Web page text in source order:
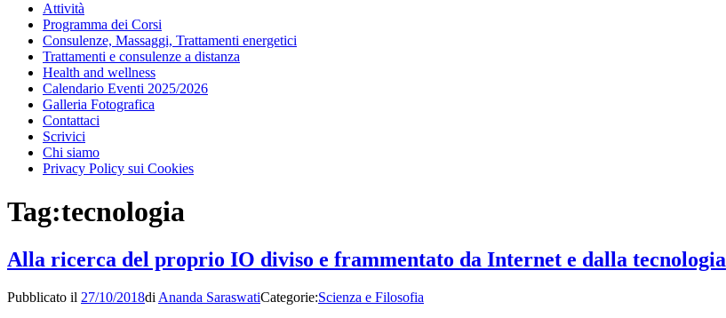
Attività
Programma dei Corsi
Consulenze, Massaggi, Trattamenti energetici
Trattamenti e consulenze a distanza
Health and wellness
Calendario Eventi 2025/2026
Galleria Fotografica
Contattaci
Scrivici
Chi siamo
Privacy Policy sui Cookies
Tag:tecnologia
Alla ricerca del proprio IO diviso e frammentato da Internet e dalla tecnologia
Pubblicato il 27/10/2018di Ananda SaraswatiCategorie:Scienza e Filosofia